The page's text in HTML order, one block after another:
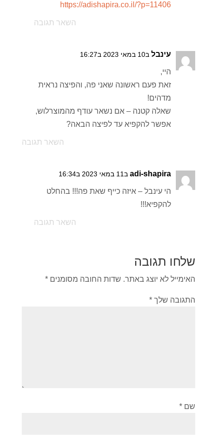
https://adishapira.co.il/?p=11406
השאר תגובה
עינבל ב10 במאי 2023 ב16:27
היי,
זאת פעם ראשונה שאני פה, והפיצה נראית
מדהים!
שאלה קטנה – אם נשאר עודף מהמוצרלוש,
אפשר להקפיא עד לפיצה הבאה?
השאר תגובה
adi-shapira ב11 במאי 2023 ב16:34
הי עינבל – איזה כייף שאת פה!!! בהחלט
להקפיא!!!
השאר תגובה
שלחו תגובה
האימייל לא יוצג באתר. שדות החובה מסומנים *
התגובה שלך *
שם *